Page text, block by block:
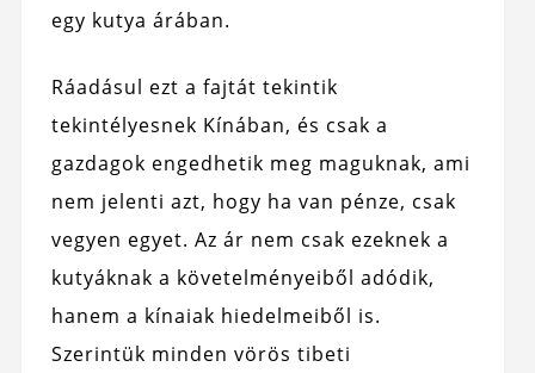
egy kutya árában.
Ráadásul ezt a fajtát tekintik
tekintélyesnek Kínában, és csak a
gazdagok engedhetik meg maguknak, ami
nem jelenti azt, hogy ha van pénze, csak
vegyen egyet. Az ár nem csak ezeknek a
kutyáknak a követelményeiből adódik,
hanem a kínaiak hiedelmeiből is.
Szerintük minden vörös tibeti